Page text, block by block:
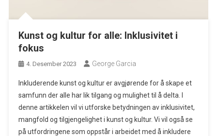
Kunst og kultur for alle: Inklusivitet i
fokus
4. Desember 2023 George Garcia
Inkluderende kunst og kultur er avgjørende for å skape et
samfunn der alle har lik tilgang og mulighet til å delta. I
denne artikkelen vil vi utforske betydningen av inklusivitet,
mangfold og tilgjengelighet i kunst og kultur. Vi vil også se
på utfordringene som oppstår i arbeidet med å inkludere